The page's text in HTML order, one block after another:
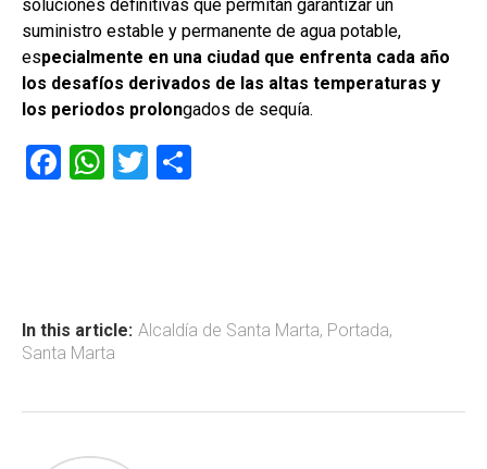
soluciones definitivas que permitan garantizar un
suministro estable y permanente de agua potable,
especialmente en una ciudad que enfrenta cada año
los desafíos derivados de las altas temperaturas y
los periodos prolongados de sequía.
F
ok
W
p
p
T
tir
In this article: Alcaldía de Santa Marta, Portada,
Santa Marta